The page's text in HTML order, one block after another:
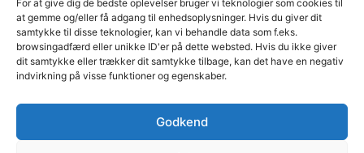
For at give dig de bedste oplevelser bruger vi teknologier som cookies til
at gemme og/eller få adgang til enhedsoplysninger. Hvis du giver dit
samtykke til disse teknologier, kan vi behandle data som f.eks.
browsingadfærd eller unikke ID'er på dette websted. Hvis du ikke giver
dit samtykke eller trækker dit samtykke tilbage, kan det have en negativ
indvirkning på visse funktioner og egenskaber.
Godkend
Kundecenter
Afhent selv
Døgnvagt
FAQ